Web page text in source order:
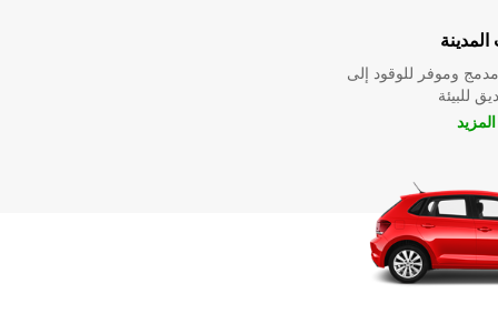
وموفر للوقود إلى
للبيئة